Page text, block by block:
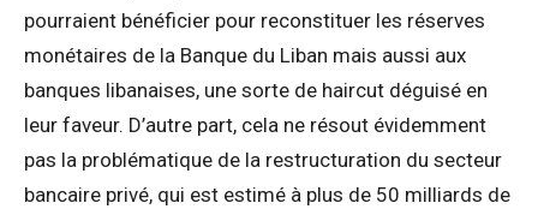
pourraient bénéficier pour reconstituer les réserves
monétaires de la Banque du Liban mais aussi aux
banques libanaises, une sorte de haircut déguisé en
leur faveur. D’autre part, cela ne résout évidemment
pas la problématique de la restructuration du secteur
bancaire privé, qui est estimé à plus de 50 milliards de